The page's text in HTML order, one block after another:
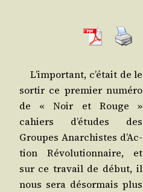
L’im­por­tant, c’é­tait de le
sor­tir ce pre­mier numé­ro
de « Noir et Rouge »
cahiers d’é­tudes des
Groupes Anar­chistes d’Ac­
tion Révo­lu­tion­naire, et
sur ce tra­vail de début, il
nous sera désor­mais plus